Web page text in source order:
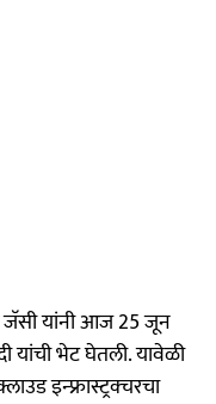
यांनी आज 25 जून
यांची भेट घेतली. यावेळी
इन्फ्रास्ट्रक्चरचा